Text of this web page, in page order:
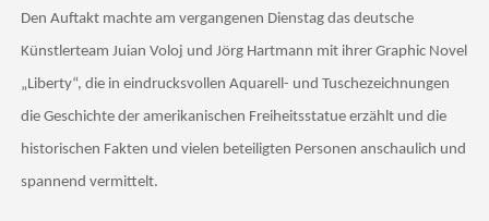
Den Auftakt machte am vergangenen Dienstag das deutsche
Künstlerteam Juian Voloj und Jörg Hartmann mit ihrer Graphic Novel
„Liberty“, die in eindrucksvollen Aquarell- und Tuschezeichnungen
die Geschichte der amerikanischen Freiheitsstatue erzählt und die
historischen Fakten und vielen beteiligten Personen anschaulich und
spannend vermittelt.